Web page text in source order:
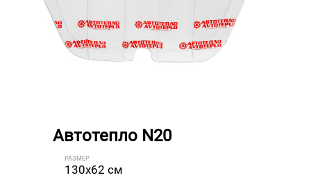
Автотепло N20
РАЗМЕР
130x62 см